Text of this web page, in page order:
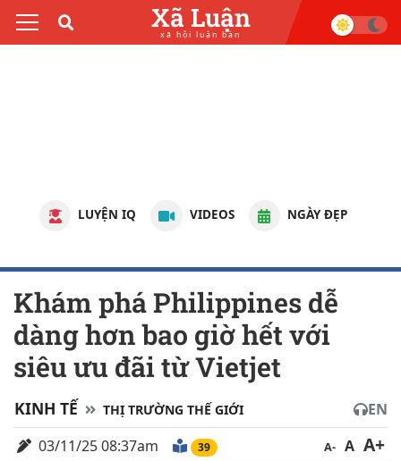
Xã Luận
xã hội luận bàn
LUYỆN IQ VIDEOS NGÀY ĐẸP
Khám phá Philippines dễ
dàng hơn bao giờ hết với
siêu ưu đãi từ Vietjet
KINH TẾ THỊ TRƯỜNG THẾ GIỚI
EN
03/11/25 08:37am
39 A- A A+